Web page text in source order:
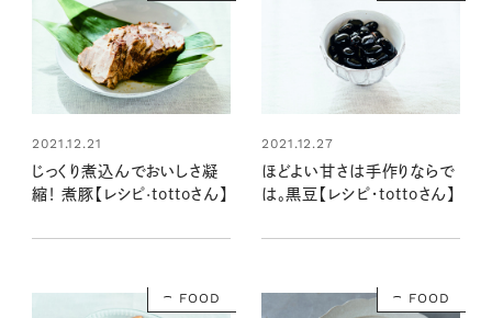
2021.12.21
じっくり煮込んでおいしさ凝
縮！ 煮豚【レシピ·tottoさん】
2021.12.27
ほどよい甘さは手作りならで
は。黒豆【レシピ・tottoさん】
FOOD FOOD